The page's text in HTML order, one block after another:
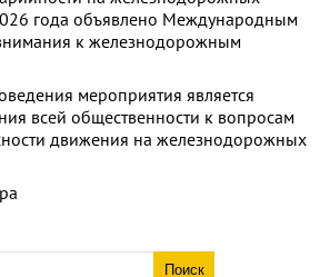
года объявлено Международным
к железнодорожным
мероприятия является
всей общественности к вопросам
движения на железнодорожных
Министра